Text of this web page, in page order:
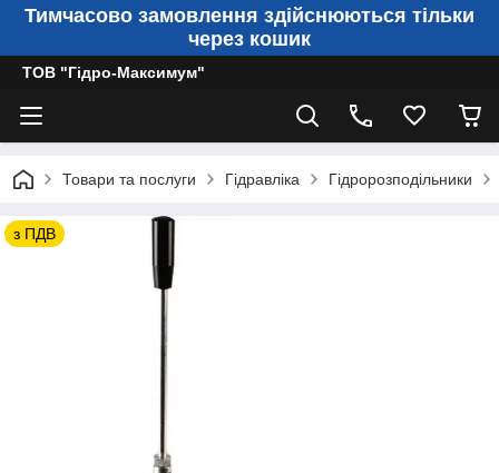
Тимчасово замовлення здійснюються тільки
через кошик
ТОВ "Гідро-Максимум"
Товари та послуги Гідравліка Гідророзподільники
з ПДВ